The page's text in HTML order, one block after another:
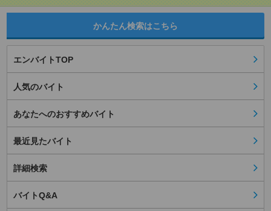
かんたん検索はこちら
エンバイトTOP
人気のバイト
あなたへのおすすめバイト
最近見たバイト
詳細検索
バイトQ&A